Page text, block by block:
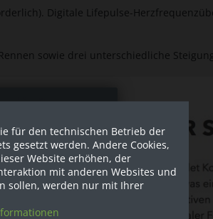
Digitale Lifepulse-
sowie drei unterschiedliche
für den technischen Betrieb der
gesetzt werden. Andere Cookies,
Website erhöhen, der
mit anderen Websites und
sollen, werden nur mit Ihrer
hier?
Shop, Preise
ausgespielt!
eine Firma